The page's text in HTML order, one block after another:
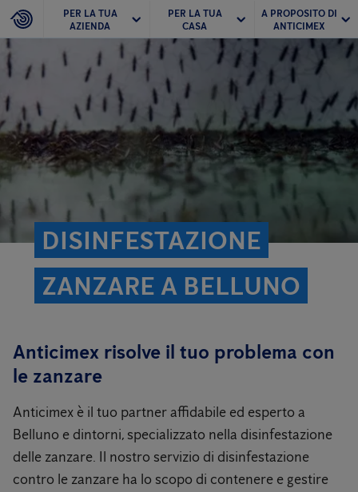
PER LA TUA
AZIENDA
PER LA TUA
CASA
A PROPOSITO DI
ANTICIMEX
DISINFESTAZIONE
ZANZARE A BELLUNO
Anticimex risolve il tuo problema con
le zanzare
Anticimex è il tuo partner affidabile ed esperto a
Belluno e dintorni, specializzato nella disinfestazione
delle zanzare. Il nostro servizio di disinfestazione
contro le zanzare ha lo scopo di contenere e gestire